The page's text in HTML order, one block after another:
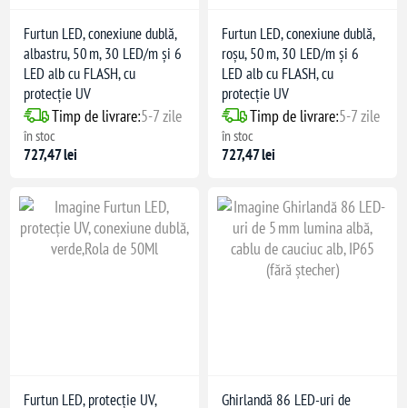
Furtun LED, conexiune dublă,
albastru, 50 m, 30 LED/m și 6
LED alb cu FLASH, cu
protecție UV
Timp de livrare:5-7 zile
în stoc
727,47 lei
Furtun LED, conexiune dublă,
roșu, 50 m, 30 LED/m și 6
LED alb cu FLASH, cu
protecție UV
Timp de livrare:5-7 zile
în stoc
727,47 lei
Furtun LED, protecție UV, Ghirlandă 86 LED-uri de